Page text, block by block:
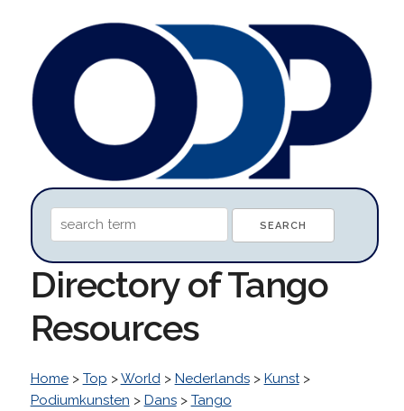
Directory of Tango
Resources
Home> Top >World> Nederlands> Kunst>
Podiumkunsten > Dans> Tango